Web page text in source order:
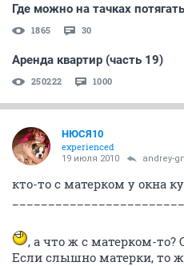
Где можно на тачках
1865 30
Аренда квартир (часть 19)
250222 1000
НЮСЯ10
experienced
19 июля 2010 andrey-
кто-то с матерком у окна
, а что ж с матерком-то?
Если слышно матерки, то